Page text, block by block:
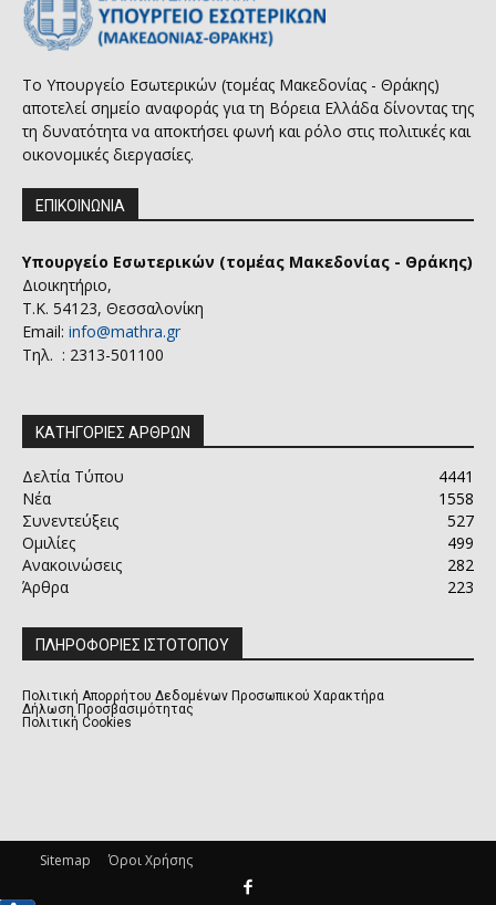
Το Υπουργείο Εσωτερικών (τομέας Μακεδονίας - Θράκης)
αποτελεί σημείο αναφοράς για τη Βόρεια Ελλάδα δίνοντας της
τη δυνατότητα να αποκτήσει φωνή και ρόλο στις πολιτικές και
οικονομικές διεργασίες.
ΕΠΙΚΟΙΝΩΝΙΑ
Υπουργείο Εσωτερικών (τομέας Μακεδονίας - Θράκης)
Διοικητήριο,
Τ.Κ. 54123, Θεσσαλονίκη
Email: info@mathra.gr
Τηλ. : 2313-501100
ΚΑΤΗΓΟΡΙΕΣ ΑΡΘΡΩΝ
Δελτία Τύπου
4441
Νέα
1558
Συνεντεύξεις
527
Ομιλίες
499
Ανακοινώσεις
282
Άρθρα
223
ΠΛΗΡΟΦΟΡΙΕΣ ΙΣΤΟΤΟΠΟΥ
Πολιτική Απορρήτου Δεδομένων Προσωπικού Χαρακτήρα
Δήλωση Προσβασιμότητας
Πολιτική Cookies
Sitemap Όροι Χρήσης